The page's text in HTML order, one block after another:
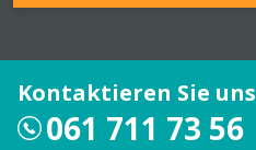
Kontaktieren Sie uns
061 711 73 56